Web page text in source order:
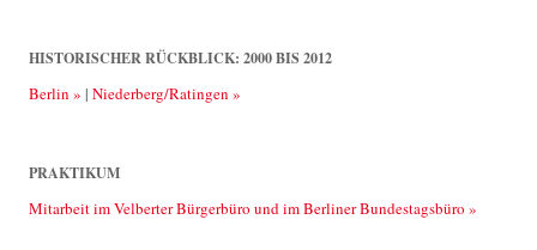
HISTORISCHER RÜCKBLICK: 2000 BIS 2012
Berlin » | Niederberg/Ratingen »
PRAKTIKUM
Mitarbeit im Velberter Bürgerbüro und im Berliner Bundestagsbüro »